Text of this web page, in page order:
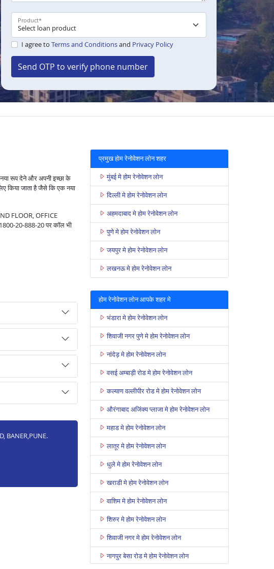
Product*
I agree to Terms and Conditionsand Privacy Policy
Send OTP to verify phone number
रूप देने और अपनी इच्छा के
किया जाता है जैसे कि एक नया
FLOOR, OFFICE
20-888-20 पर कॉल भी
BANER,PUNE.
प्रमुख होम रेनोवेशन लोन शहर
मुंबई मे होम रेनोवेशन लोन
दिल्ली मे होम रेनोवेशन लोन
अहमदाबाद मे होम रेनोवेशन लोन
पुणे मे होम रेनोवेशन लोन
जयपुर मे होम रेनोवेशन लोन
लखनऊ मे होम रेनोवेशन लोन
होम रेनोवेशन लोन आपके शहर मे
भंडारा मे होम रेनोवेशन लोन
शिवाजी नगर पुणे मे होम रेनोवेशन लोन
नांदेड़ मे होम रेनोवेशन लोन
वसई अम्बाड़ी रोड मे होम रेनोवेशन लोन
कल्याण वल्लीपीर रोड मे होम रेनोवेशन लोन
औरंगाबाद अजिंक्य प्लाजा मे होम रेनोवेशन लोन
महाड मे होम रेनोवेशन लोन
लातूर मे होम रेनोवेशन लोन
धुले मे होम रेनोवेशन लोन
खराडी मे होम रेनोवेशन लोन
वाशिम मे होम रेनोवेशन लोन
शिरुर मे होम रेनोवेशन लोन
शिवाजी नगर मे होम रेनोवेशन लोन
नागपुर बेसा रोड मे होम रेनोवेशन लोन